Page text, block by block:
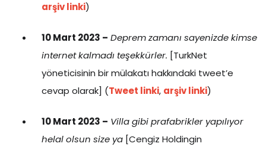
arşiv linki)
10 Mart 2023 – Deprem zamanı sayenizde kimse
internet kalmadı teşekkürler. [TurkNet
yöneticisinin bir mülakatı hakkındaki tweet’e
cevap olarak] (Tweet linki, arşiv linki)
10 Mart 2023 – Villa gibi prafabrikler yapılıyor
helal olsun size ya [Cengiz Holdingin